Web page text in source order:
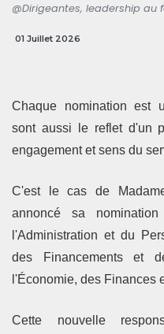
@Dirigeantes, leadership au
01 Juillet 2026
Chaque nomination est
sont aussi le reflet d'un
engagement et sens du
C'est le cas de
annoncé sa
l'Administration et du
des Financements et
l'Économie, des Finances
Cette nouvelle